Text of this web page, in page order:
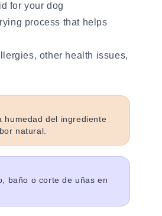
for your dog
process that helps
other health issues,
humedad del ingrediente
natural.
baño o corte de uñas en